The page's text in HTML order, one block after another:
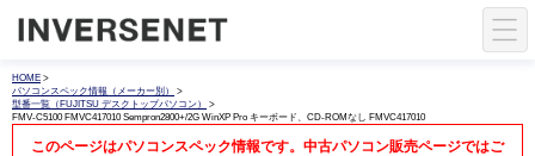
HOME >
パソコンスペック情報（メーカー別）
>
型番一覧（FUJITSU デスクトップパソコン）
>
FMV-C5100 FMVC417010 Sempron2800+/2G WinXP Pro キーボード、CD-ROMなし FMVC417010
このページはパソコンスペック情報です。中古パソコン販売ページではご